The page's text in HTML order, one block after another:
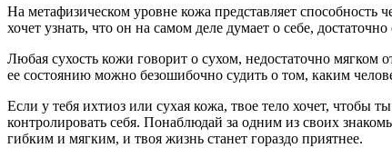
На метафизическом уровне кожа представляет способность
хочет узнать, что он на самом деле думает о себе,
Любая сухость кожи говорит о сухом, недостаточно
ее состоянию можно безошибочно судить о том, каким
Если у тебя ихтиоз или сухая кожа, твое тело хочет, чтобы
контролировать себя. Понаблюдай за одним из своих
гибким и мягким, и твоя жизнь станет гораздо приятнее.